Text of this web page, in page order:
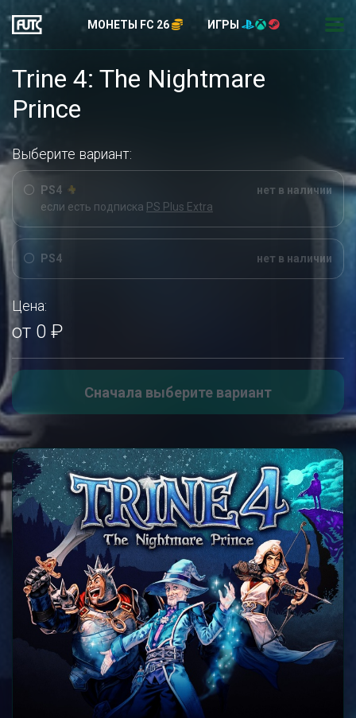
МОНЕТЫ FC 26 ИГРЫ
Trine 4: The Nightmare
Prince
Выберите вариант:
PS4
если есть подписка PS Plus Extra
нет в наличии
PS4 нет в наличии
Цена:
от 0 ₽
Сначала выберите вариант